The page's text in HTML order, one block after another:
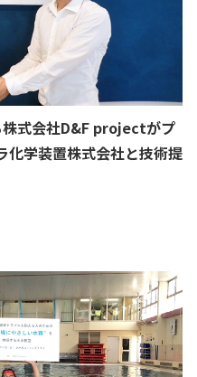
株式会社D&F projectがプ
化学装置株式会社と技術提